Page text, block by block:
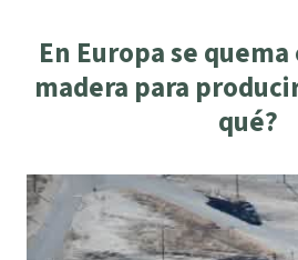
En Europa se quema
madera para
qué?